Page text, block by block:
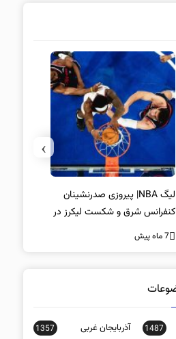
لیگ NBA| پیروزی صدرنشینان
کنفرانس شرق و شکست لیکرز در
غیاب جیمز
7 ماه پیش
›
1487 آذربایجان غربی 1357